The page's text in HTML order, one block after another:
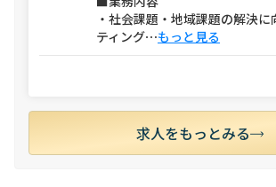
・社会課題・地域課題の解決
ティング⋯もっと見る
求人をもっとみる